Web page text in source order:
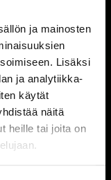
ja mainosten
Lisäksi
ja analytiikka-
käytät
näitä
heille tai joita on